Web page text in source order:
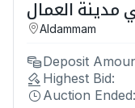
Aldammam
Deposit
Highest Bid:
Auction Ended: